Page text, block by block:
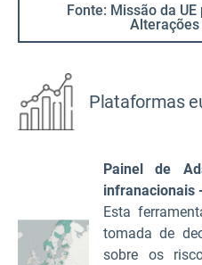
Fonte: Missão da
Plataformas
Painel de
infranacionais
Esta
tomada de
sobre os